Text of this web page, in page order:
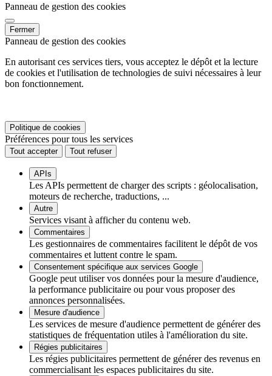
Panneau de gestion des cookies
Fermer
Panneau de gestion des cookies
En autorisant ces services tiers, vous acceptez le dépôt et la lecture
de cookies et l'utilisation de technologies de suivi nécessaires à leur
bon fonctionnement.
Politique de cookies
Préférences pour tous les services
Tout accepter Tout refuser
APIs
Les APIs permettent de charger des scripts : géolocalisation,
moteurs de recherche, traductions, ...
Autre
Services visant à afficher du contenu web.
Commentaires
Les gestionnaires de commentaires facilitent le dépôt de vos
commentaires et luttent contre le spam.
Consentement spécifique aux services Google
Google peut utiliser vos données pour la mesure d'audience,
la performance publicitaire ou pour vous proposer des
annonces personnalisées.
Mesure d'audience
Les services de mesure d'audience permettent de générer des
statistiques de fréquentation utiles à l'amélioration du site.
Régies publicitaires
Les régies publicitaires permettent de générer des revenus en
commercialisant les espaces publicitaires du site.